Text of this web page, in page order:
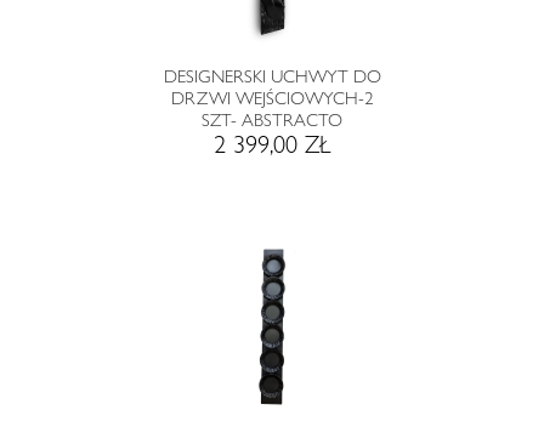
DESIGNERSKI UCHWYT DO
DRZWI WEJŚCIOWYCH-2
SZT- ABSTRACTO
2 399,00 ZŁ